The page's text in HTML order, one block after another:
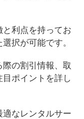
利点を持ってお
択が可能です。
の割引情報、取
ポイントを詳し
なレンタルサー